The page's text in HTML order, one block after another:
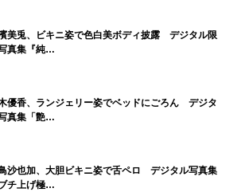
、楽しみだけど来ないでほしいって思っ
情の中で日比谷野音に来てくれたと思
感情を持っていていいです。無理に楽し
なくてもいいです。泣いてても、笑って
いから、悔いのないように一緒の時間
」と。
ーも「まだまだやりたいこと、立ちたい
ます。BiSの未来は無限大です。そう
美兎、ビキニ姿で色白美ボディ披露 デジタル限
真集『純…
優香、ランジェリー姿でベッドにごろん デジタ
真集「艶…
沙也加、大胆ビキニ姿で舌ペロ デジタル写真集
ブチ上げ極…